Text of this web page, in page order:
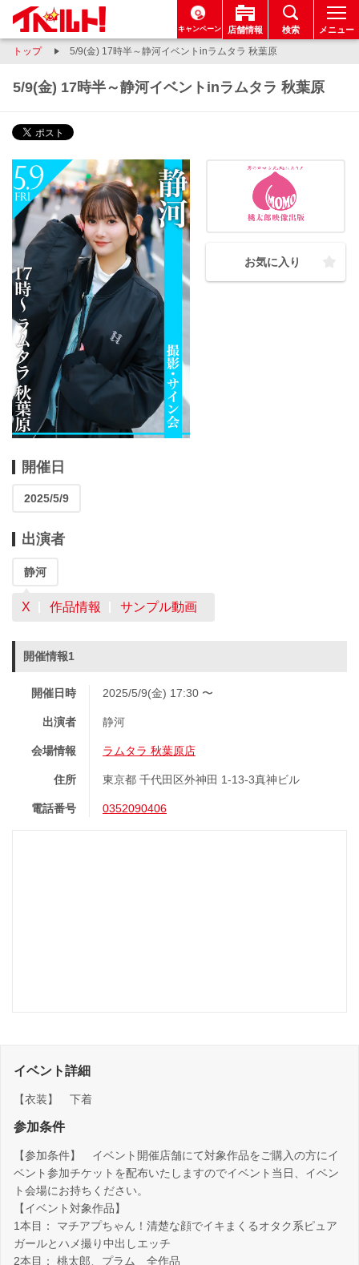
キャンペーン 店舗情報 検索 メニュー
トップ 5/9(金) 17時半～静河イベントinラムタラ 秋葉原
5/9(金) 17時半～静河イベントinラムタラ 秋葉原
お気に入り
開催日
2025/5/9
出演者
静河
X 作品情報 サンプル動画
開催情報1
開催日時 2025/5/9(金) 17:30 〜
出演者 静河
会場情報 ラムタラ 秋葉原店
住所 東京都 千代田区外神田 1-13-3真神ビル
電話番号 0352090406
イベント詳細
【衣装】 下着
参加条件
【参加条件】 イベント開催店舗にて対象作品をご購入の方にイ
ベント参加チケットを配布いたしますのでイベント当日、イベン
ト会場にお持ちください。
【イベント対象作品】
1本目： マチアプちゃん！清楚な顔でイキまくるオタク系ピュア
ガールとハメ撮り中出しエッチ
2本目： 桃太郎、プラム 全作品